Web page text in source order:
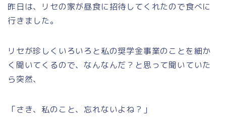
昨日は、リセの家が昼食に招待してくれたので食べに
行きました。
リセが珍しくいろいろと私の奨学金事業のことを細か
く聞いてくるので、なんなんだ？と思って聞いていた
ら突然、
「さき、私のこと、忘れないよね？」